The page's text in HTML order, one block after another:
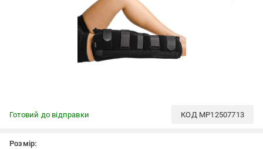
Готовий до відправки КОД MP12507713
Розмір: